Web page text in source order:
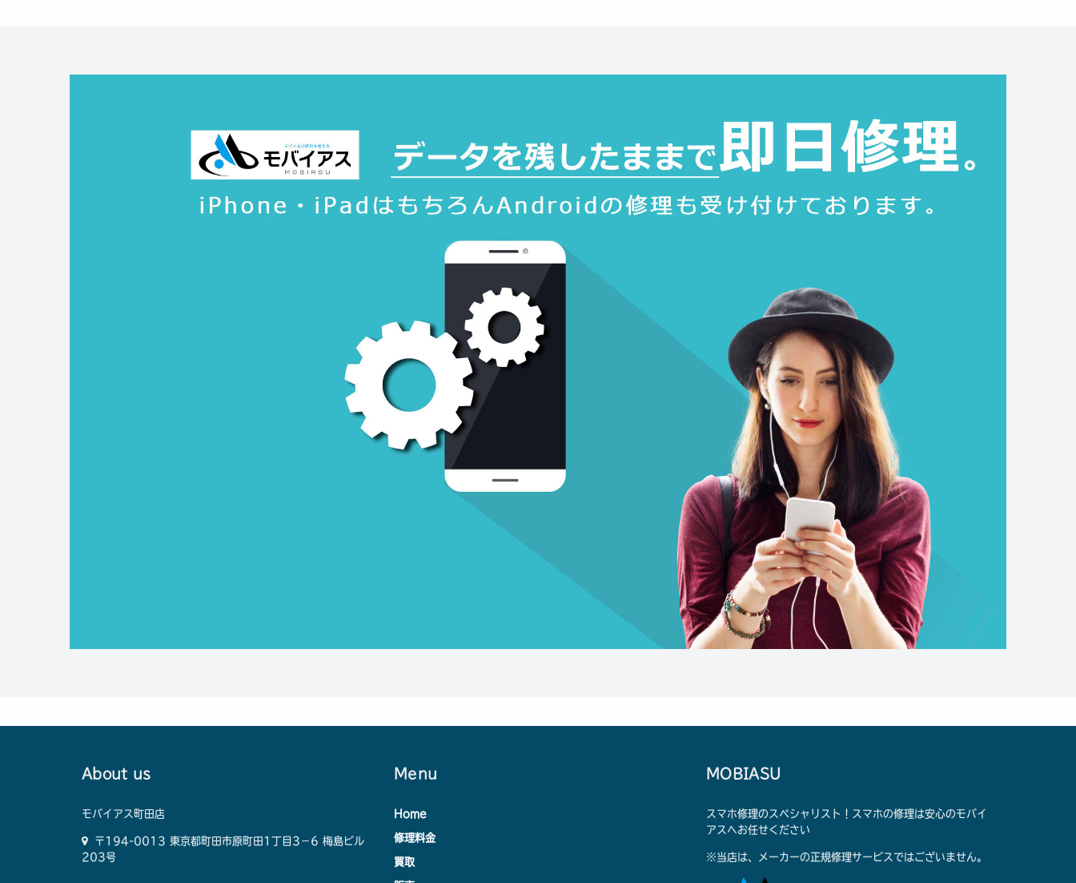
About us
モバイアス町田店
〒194-0013 東京都町田市原町田1丁目3−6 梅島ビル
203号
Menu
Home
修理料金
買取
MOBIASU
スマホ修理のスペシャリスト！スマホの修理は安心のモバイ
アスへお任せください
※当店は、メーカーの正規修理サービスではございません。